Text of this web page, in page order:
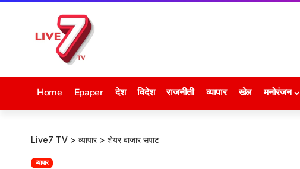
Home Epaper देश विदेश राजनीती व्यापार खेल मनोरंजन
Live7 TV > व्यापार> शेयर बाजार सपाट
व्यापार